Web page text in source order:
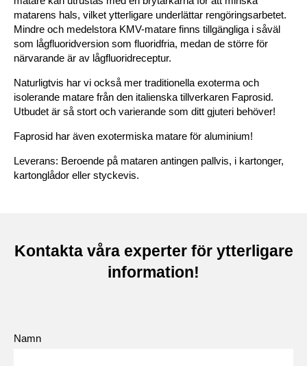
matarens hals, vilket ytterligare underlättar rengöringsarbetet.
Mindre och medelstora KMV-matare finns tillgängliga i såväl
som lågfluoridversion som fluoridfria, medan de större för
närvarande är av lågfluoridreceptur.
Naturligtvis har vi också mer traditionella exoterma och
isolerande matare från den italienska tillverkaren Faprosid.
Utbudet är så stort och varierande som ditt gjuteri behöver!
Faprosid har även exotermiska matare för aluminium!
Leverans: Beroende på mataren antingen pallvis, i kartonger,
kartonglådor eller styckevis.
Kontakta våra experter för ytterligare
information!
Namn